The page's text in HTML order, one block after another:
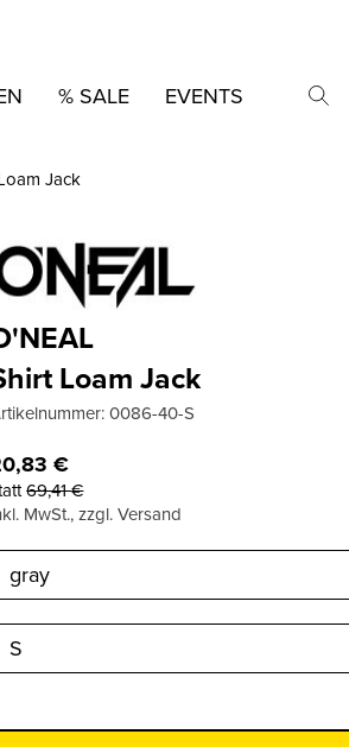
% SALE EVENTS
Jack
Loam Jack
0086-40-S
€
69,41€
MwSt., zzgl. Versand
S